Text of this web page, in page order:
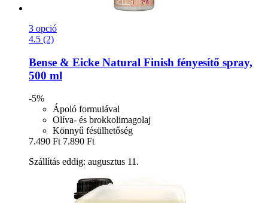
3 opció
4.5 (2)
Bense & Eicke Natural Finish fényesítő spray,
500 ml
-5%
Ápoló formulával
Olíva- és brokkolimagolaj
Könnyű fésülhetőség
7.490 Ft 7.890 Ft
Szállítás eddig: augusztus 11.